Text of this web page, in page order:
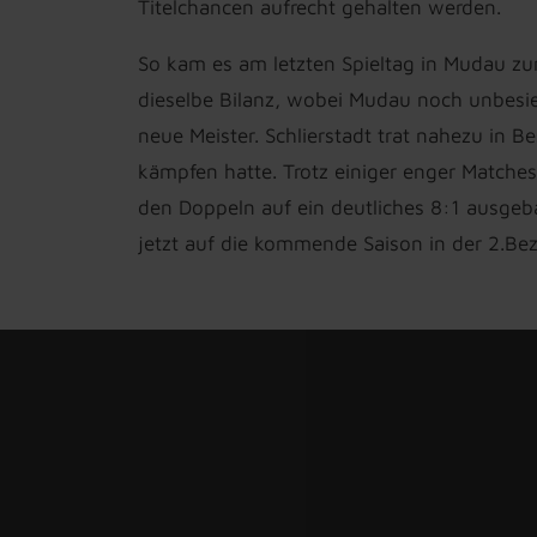
Titelchancen aufrecht gehalten werden.
So kam es am letzten Spieltag in Mudau
dieselbe Bilanz, wobei Mudau noch
neue Meister. Schlierstadt trat nahezu in
kämpfen hatte. Trotz einiger enger
den Doppeln auf ein deutliches 8:1
jetzt auf die kommende Saison in der